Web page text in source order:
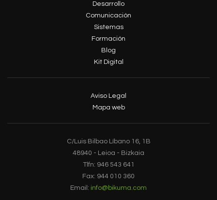
Desarrollo
Comunicación
Sistemas
Formación
Blog
Kit Digital
Aviso Legal
Mapa web
C/Luis Bilbao Líbano 16, 1B
48940 - Leioa - Bizkaia
Tlfn: 946 543 641
Fax: 944 010 360
Email: info@bikuma.com